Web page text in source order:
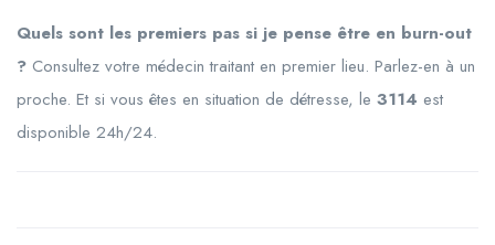
Quels sont les premiers pas si je pense être en burn-out
? Consultez votre médecin traitant en premier lieu. Parlez-en à un
proche. Et si vous êtes en situation de détresse, le 3114 est
disponible 24h/24.